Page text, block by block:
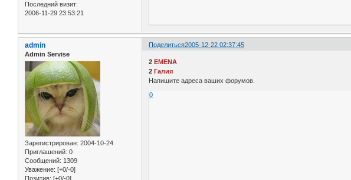
Последний визит:
2006-11-29 23:53:21
Поделиться2005-12-22 02:37:45
admin
Admin Servise
Зарегистрирован: 2004-10-24
Приглашений: 0
Сообщений: 1309
Уважение: [+0/-0]
Позитив: [+0/-0]
2 EMENA
2 Галия
Напишите адреса ваших форумов.
0